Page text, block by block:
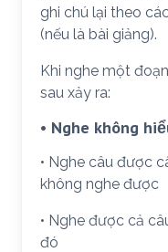
ghi chú lại theo
(nếu là bài giảng).
Khi nghe một
sau xảy ra:
• Nghe không
• Nghe câu được
không nghe được
• Nghe được cả
đó